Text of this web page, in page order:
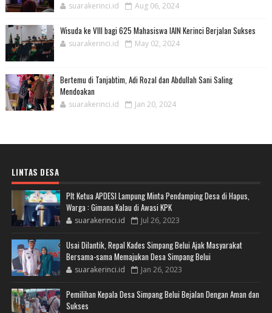
suarakerinci.id Aug 06, 2024
Wisuda ke VIII bagi 625 Mahasiswa IAIN Kerinci Berjalan Sukses
suarakerinci.id May 02, 2024
Bertemu di Tanjabtim, Adi Rozal dan Abdullah Sani Saling
Mendoakan
suarakerinci.id Jan 20, 2024
LINTAS DESA
Plt Ketua APDESI Lampung Minta Pendamping Desa di Hapus,
Warga : Gimana Kalau di Awasi KPK
suarakerinci.id Jul 26, 2023
Usai Dilantik, Repal Kades Simpang Belui Ajak Masyarakat
Bersama-sama Memajukan Desa Simpang Belui
suarakerinci.id Jan 26, 2023
Pemilihan Kepala Desa Simpang Belui Bejalan Dengan Aman dan
Sukses